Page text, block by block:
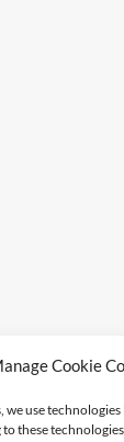
Cookie
use
these